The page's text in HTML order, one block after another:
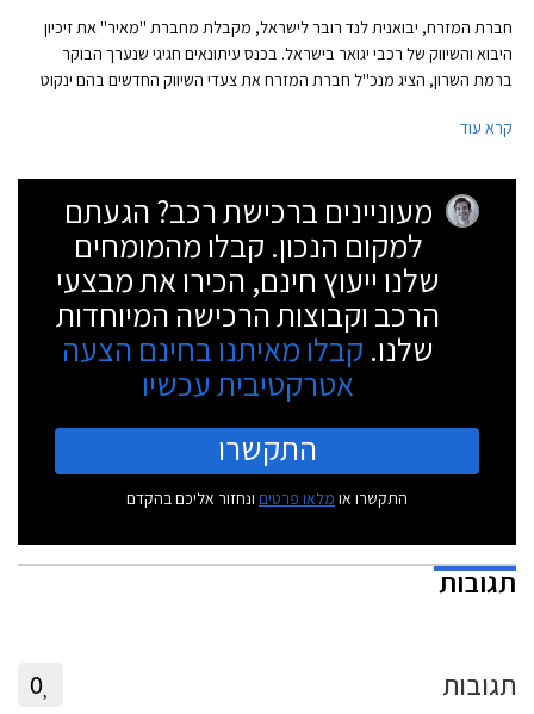
חברת המזרח, יבואנית לנד רובר לישראל, מקבלת מחברת ''מאיר'' את זיכיון
היבוא והשיווק של רכבי יגואר בישראל. בכנס עיתונאים חגיגי שנערך הבוקר
ברמת השרון, הציג מנכ''ל חברת המזרח את צעדי השיווק החדשים בהם ינקוט
יכלול חניכת אולמות תצוגה חדשים, שדרוג מועדון יגואר ישראל, מעורבות
ישתנה משמעותית בשל העברת הזיכיון.
קרא עוד
מעוניינים ברכישת רכב? הגעתם
למקום הנכון. קבלו מהמומחים
שלנו ייעוץ חינם, הכירו את מבצעי
הרכב וקבוצות הרכישה המיוחדות
שלנו. קבלו מאיתנו בחינם הצעה
אטרקטיבית עכשיו
התקשרו
התקשרו או מלאו פרטים ונחזור אליכם בהקדם
תגובות
תגובות 0